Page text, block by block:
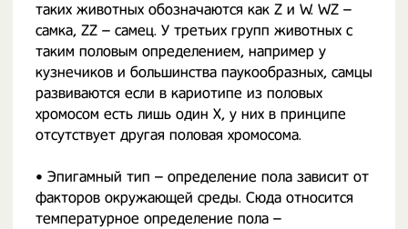
таких животных обозначаются как Z и W. WZ –
самка, ZZ – самец. У третьих групп животных с
таким половым определением, например у
кузнечиков и большинства паукообразных, самцы
развиваются если в кариотипе из половых
хромосом есть лишь один X, у них в принципе
отсутствует другая половая хромосома.
• Эпигамный тип – определение пола зависит от
факторов окружающей среды. Сюда относится
температурное определение пола –